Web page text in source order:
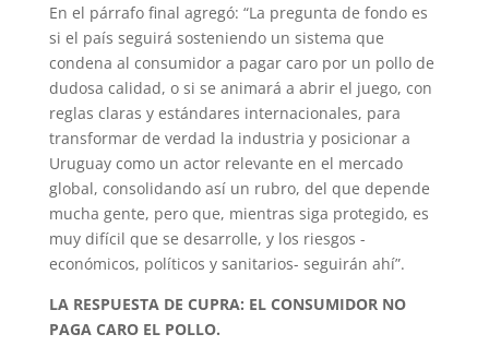
En el párrafo final agregó: “La pregunta de fondo es
si el país seguirá sosteniendo un sistema que
condena al consumidor a pagar caro por un pollo de
dudosa calidad, o si se animará a abrir el juego, con
reglas claras y estándares internacionales, para
transformar de verdad la industria y posicionar a
Uruguay como un actor relevante en el mercado
global, consolidando así un rubro, del que depende
mucha gente, pero que, mientras siga protegido, es
muy difícil que se desarrolle, y los riesgos -
económicos, políticos y sanitarios- seguirán ahí”.
LA RESPUESTA DE CUPRA: EL CONSUMIDOR NO
PAGA CARO EL POLLO.